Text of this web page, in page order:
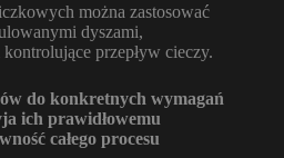
można zastosować
dyszami,
przepływ cieczy.
do konkretnych wymagań
ich prawidłowemu
całego procesu